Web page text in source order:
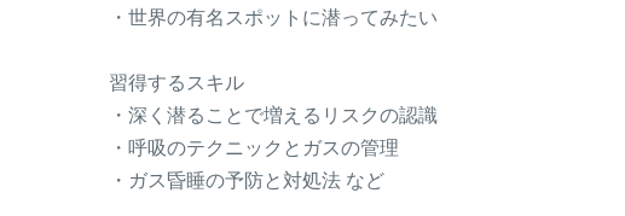
・世界の有名スポットに潜ってみたい
習得するスキル
・深く潜ることで増えるリスクの認識
・呼吸のテクニックとガスの管理
・ガス昏睡の予防と対処法 など